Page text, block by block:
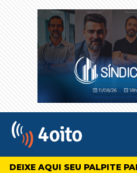
4oito
DEIXE AQUI SEU PALPITE